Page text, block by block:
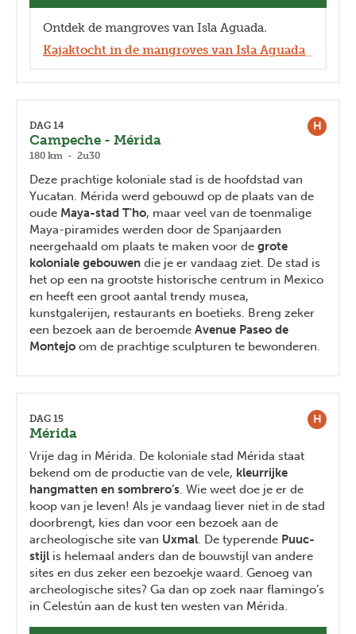
Ontdek de mangroves van Isla Aguada.
Kajaktocht in de mangroves van Isla Aguada
H
DAG 14
Campeche - Mérida
180 km - 2u30
Deze prachtige koloniale stad is de hoofdstad van
Yucatan. Mérida werd gebouwd op de plaats van de
oude Maya-stad T'ho, maar veel van de toenmalige
Maya-piramides werden door de Spanjaarden
neergehaald om plaats te maken voor de grote
koloniale gebouwen die je er vandaag ziet. De stad is
het op een na grootste historische centrum in Mexico
en heeft een groot aantal trendy musea,
kunstgalerijen, restaurants en boetieks. Breng zeker
een bezoek aan de beroemde Avenue Paseo de
Montejo om de prachtige sculpturen te bewonderen.
H
DAG 15
Mérida
Vrije dag in Mérida. De koloniale stad Mérida staat
bekend om de productie van de vele, kleurrijke
hangmatten en sombrero’s. Wie weet doe je er de
koop van je leven! Als je vandaag liever niet in de stad
doorbrengt, kies dan voor een bezoek aan de
archeologische site van Uxmal. De typerende Puuc-
stijl is helemaal anders dan de bouwstijl van andere
sites en dus zeker een bezoekje waard. Genoeg van
archeologische sites? Ga dan op zoek naar flamingo’s
in Celestún aan de kust ten westen van Mérida.